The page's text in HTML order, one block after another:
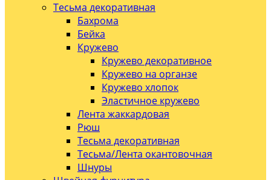
Тесьма декоративная
Бахрома
Бейка
Кружево
Кружево декоративное
Кружево на органзе
Кружево хлопок
Эластичное кружево
Лента жаккардовая
Рюш
Тесьма декоративная
Тесьма/Лента окантовочная
Шнуры